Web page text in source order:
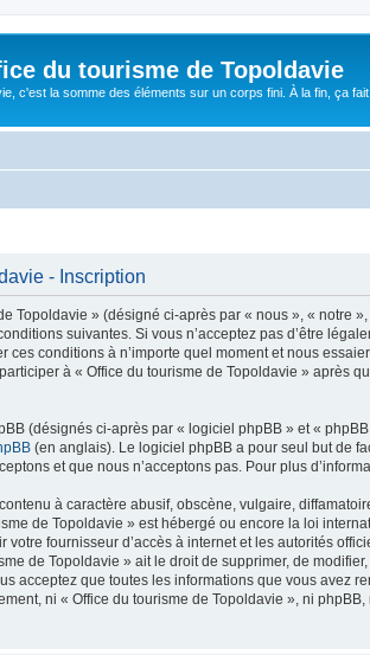
du tourisme de Topoldavie
c'est la somme des éléments sur un corps fini. À la fin, ça
- Inscription
Topoldavie » (désigné ci-après par « nous », « notre
suivantes. Si vous n’acceptez pas d’être
ces conditions à n’importe quel moment et nous
à « Office du tourisme de Topoldavie » après
(désignés ci-après par « logiciel phpBB » et «
(en anglais). Le logiciel phpBB a pour seul but de
et que nous n’acceptons pas. Pour plus
à caractère abusif, obscène, vulgaire,
de Topoldavie » est hébergé ou encore la loi
votre fournisseur d’accès à internet et les autorités
de Topoldavie » ait le droit de supprimer, de
acceptez que toutes les informations que vous
ni « Office du tourisme de Topoldavie », ni